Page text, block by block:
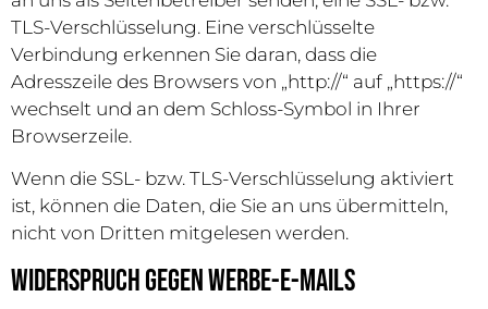
TLS-Verschlüsselung. Eine verschlüsselte
Verbindung erkennen Sie daran, dass die
Adresszeile des Browsers von „http://“ auf „https://“
wechselt und an dem Schloss-Symbol in Ihrer
Browserzeile.
Wenn die SSL- bzw. TLS-Verschlüsselung aktiviert
ist, können die Daten, die Sie an uns übermitteln,
nicht von Dritten mitgelesen werden.
Widerspruch gegen Werbe-E-Mails